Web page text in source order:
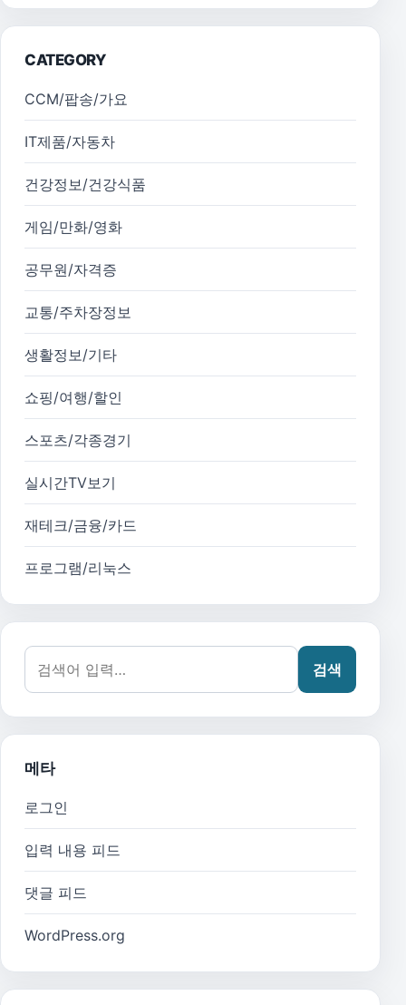
CATEGORY
CCM/팝송/가요
IT제품/자동차
건강정보/건강식품
게임/만화/영화
공무원/자격증
교통/주차장정보
생활정보/기타
쇼핑/여행/할인
스포츠/각종경기
실시간TV보기
재테크/금융/카드
프로그램/리눅스
검색어:
검색
메타
로그인
입력 내용 피드
댓글 피드
WordPress.org